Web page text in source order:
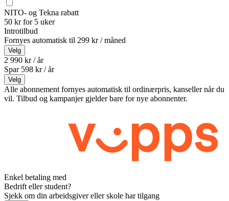
NITO- og Tekna rabatt
50 kr for 5 uker
Introtilbud
Fornyes automatisk til 299 kr / måned
Velg
2 990 kr / år
Spar 598 kr /år
Velg
Alle abonnement fornyes automatisk til ordinærpris, kanseller når du
vil. Tilbud og kampanjer gjelder bare for nye abonnenter.
Enkel betaling med
Bedrift eller student?
Sjekk om din arbeidsgiver eller skole har tilgang